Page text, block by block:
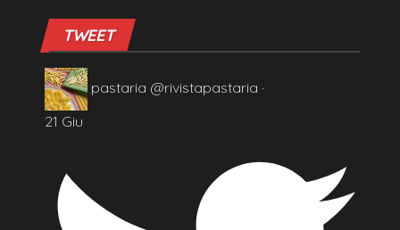
TWEET
pastaria @rivistapastaria ·
21 Giu